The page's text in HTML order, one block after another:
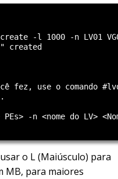
-l 1000 -n LV01
created
fez, use o comando
PEs> -n <nome do LV>
o L (Maiúsculo) para
MB, para maiores